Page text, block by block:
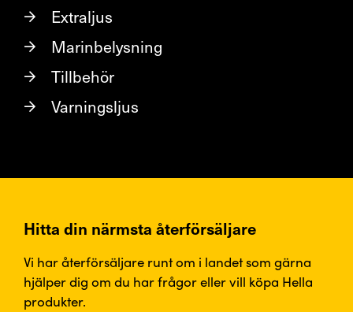
Extraljus
Marinbelysning
Tillbehör
Varningsljus
Hitta din närmsta återförsäljare
Vi har återförsäljare runt om i landet som gärna
hjälper dig om du har frågor eller vill köpa Hella
produkter.